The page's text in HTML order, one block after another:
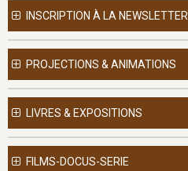
INSCRIPTION À LA NEWSLETTER
PROJECTIONS & ANIMATIONS
LIVRES & EXPOSITIONS
FILMS-DOCUS-SERIE